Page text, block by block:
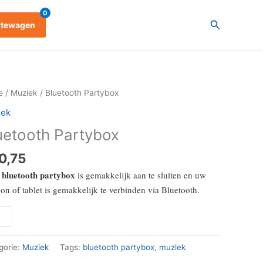
0
Zoeken
/ Muziek / Bluetooth Partybox
Partybox
bluetooth partybox is gemakkelijk aan te sluiten en uw
of tablet is gemakkelijk te verbinden via Bluetooth.
Muziek Tags: bluetooth partybox, muziek